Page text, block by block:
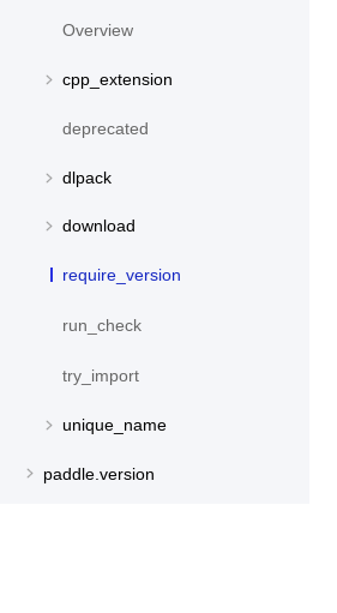
Overview
cpp_extension
deprecated
dlpack
download
require_version
run_check
try_import
unique_name
paddle.version